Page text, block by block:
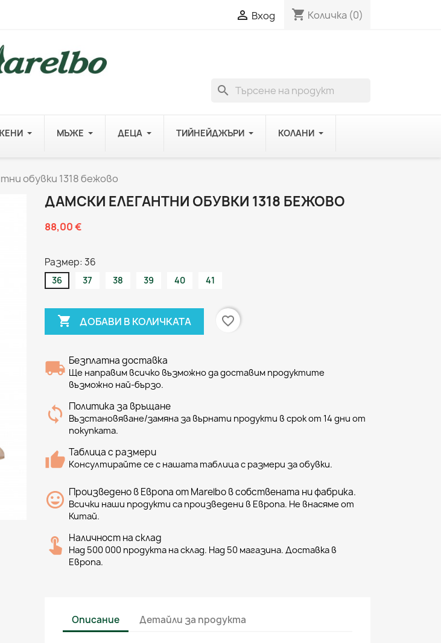
 Вход shopping_cart Количка (0)
search
МЪЖЕ ДЕЦА ТИЙНЕЙДЖЪРИ КОЛАНИ
обувки 1318 бежово
ДАМСКИ ЕЛЕГАНТНИ ОБУВКИ 1318 БЕЖОВО
88,00 €
Размер: 36
36 37 38 39 40 41
 ДОБАВИ В КОЛИЧКАТА favorite_border
Безплатна доставка
Ще направим всичко възможно да доставим продуктите
възможно най-бързо.
Политика за връщане
Възстановяване/замяна за върнати продукти в срок от 14 дни от
покупката.
Таблица с размери
Консултирайте се с нашата таблица с размери за обувки.
Произведено в Европа от Marelbo в собствената ни фабрика.
Всички наши продукти са произведени в Европа. Не внасяме от
Китай.
Наличност на склад
Над 500 000 продукта на склад. Над 50 магазина. Доставка в
Европа.
Описание Детайли за продукта